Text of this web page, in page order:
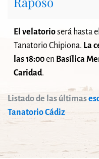
Listado de las últimas
Tanatorio Cádiz
El velatorioserá hasta el
Tanatorio Chipiona. La
las 18:00en Basílica
Caridad.